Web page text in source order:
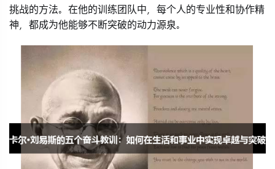
挑战的方法。在他的训练团队中，每个人的专业性和协作精
神，都成为他能够不断突破的动力源泉。